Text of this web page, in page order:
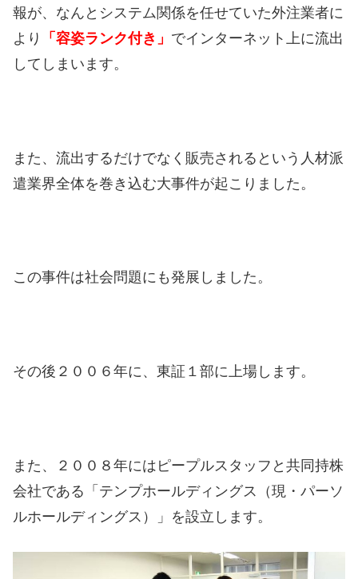
報が、なんとシステム関係を任せていた外注業者に
より
「容姿ランク付き」 でインターネット上に流出
してしまいます。
また、流出するだけでなく販売されるという人材派
遣業界全体を巻き込む大事件が起こりました。
この事件は社会問題にも発展しました。
その後２００６年に、東証１部に上場します。
また、２００８年にはピープルスタッフと共同持株
会社である「テンプホールディングス（現・パーソ
ルホールディングス）」を設立します。